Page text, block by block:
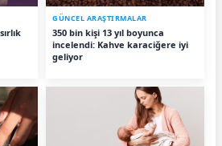
GÜNCEL ARAŞTIRMALAR
350 bin kişi 13 yıl boyunca
incelendi: Kahve karaciğere iyi
geliyor